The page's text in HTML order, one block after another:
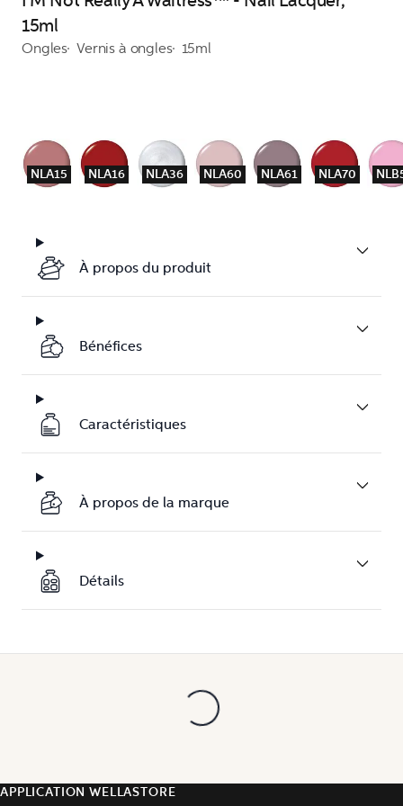
15ml
Ongles Vernis à ongles 15ml
NLA15 NLA16 NLA36 NLA60 NLA61 NLA70
À propos du produit
Bénéfices
Caractéristiques
À propos de la marque
Détails
APPLICATION WELLASTORE